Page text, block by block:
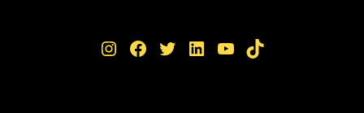
Instagram Facebook Twitter LinkedIn YouTube TikTok